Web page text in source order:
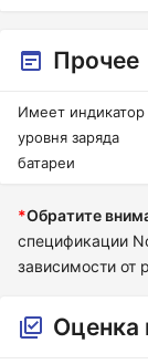
Прочее
Имеет индикатор
уровня заряда
батареи
*Обратите
спецификации
зависимости от
Оценка